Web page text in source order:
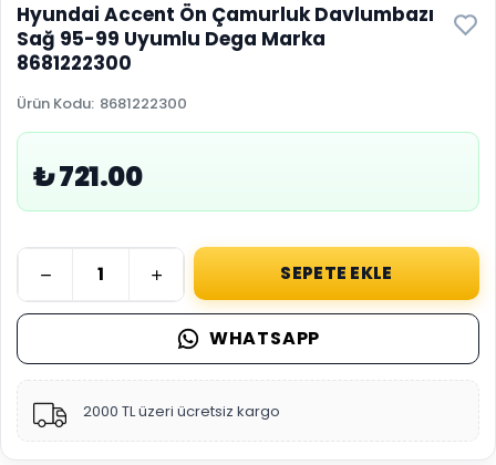
Hyundai Accent Ön Çamurluk Davlumbazı
Sağ 95-99 Uyumlu Dega Marka
8681222300
Ürün Kodu: 8681222300
₺ 721.00
SEPETE EKLE
WHATSAPP
2000 TL üzeri ücretsiz kargo